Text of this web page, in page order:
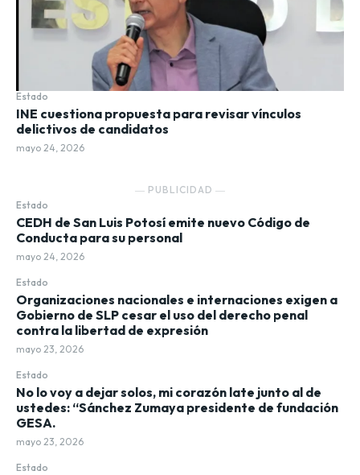
Estado
INE cuestiona propuesta para revisar vínculos
delictivos de candidatos
mayo 24, 2026
― PUBLICIDAD ―
Estado
CEDH de San Luis Potosí emite nuevo Código de
Conducta para su personal
mayo 24, 2026
Estado
Organizaciones nacionales e internaciones exigen a
Gobierno de SLP cesar el uso del derecho penal
contra la libertad de expresión
mayo 23, 2026
Estado
No lo voy a dejar solos, mi corazón late junto al de
ustedes: “Sánchez Zumaya presidente de fundación
GESA.
mayo 23, 2026
Estado